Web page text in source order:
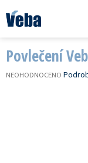
na
obsah
Povlečení
PRŮMĚRNÉ
NEOHODNOCENO